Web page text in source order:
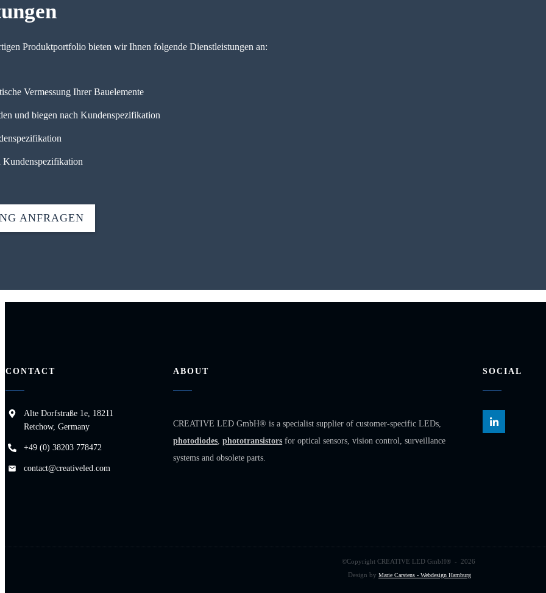
Produktportfolio bieten wir Ihnen folgende Dienstleistungen an:
Vermessung Ihrer Bauelemente
und biegen nach Kundenspezifikation
Kundenspezifikation
ANFRAGEN
CONTACT
Alte Dorfstraße 1e, 18211
Retchow, Germany
+49 (0) 38203 778472
contact@creativeled.com
ABOUT
CREATIVE LED GmbH® is a specialist supplier of customer-specific LEDs,
photodiodes,phototransistors for optical sensors, vision control, surveillance
systems and obsolete parts.
SOCIAL
©Copyright CREATIVE LED GmbH® - 2026
Design by Marie Carstens - Webdesign Hamburg